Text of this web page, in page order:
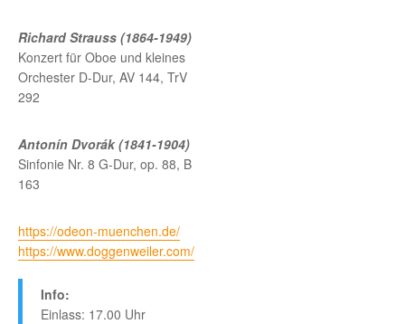
Richard Strauss (1864-1949)
Konzert für Oboe und kleines
Orchester D-Dur, AV 144, TrV
292
Antonín Dvorák (1841-1904)
Sinfonie Nr. 8 G-Dur, op. 88, B
163
https://odeon-muenchen.de/
https://www.doggenweiler.com/
Info:
Einlass: 17.00 Uhr